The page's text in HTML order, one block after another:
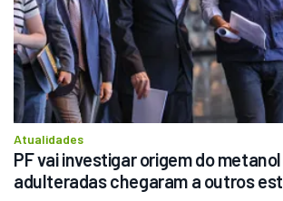
Atualidades
PF vai investigar origem do
adulteradas chegaram a outros